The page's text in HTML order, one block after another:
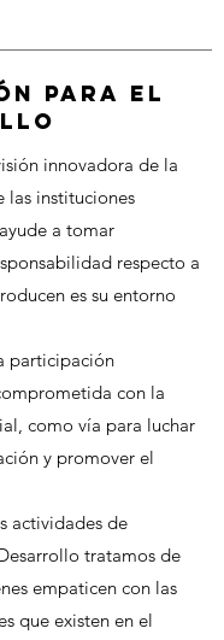
para el
innovadora de la
las instituciones
a tomar
respecto a
es su entorno
participación
con la
como vía para luchar
y promover el
actividades de
tratamos de
empaticen con las
que existen en el